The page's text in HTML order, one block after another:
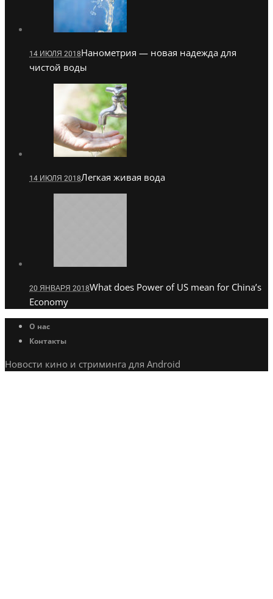
14 ИЮЛЯ 2018Нанометрия — новая надежда для
чистой воды
14 ИЮЛЯ 2018Легкая живая вода
20 ЯНВАРЯ 2018What does Power of US mean for China’s
Economy
О нас
Контакты
Новости кино и стриминга для Android